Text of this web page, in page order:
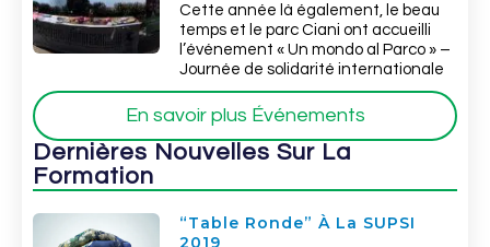
Cette année là également, le beau
temps et le parc Ciani ont accueilli
l’événement « Un mondo al Parco » –
Journée de solidarité internationale
En savoir plus Événements
Dernières Nouvelles Sur La
Formation
“Table Ronde” À La SUPSI
2019